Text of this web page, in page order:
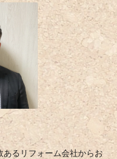
あるリフォーム会社からお